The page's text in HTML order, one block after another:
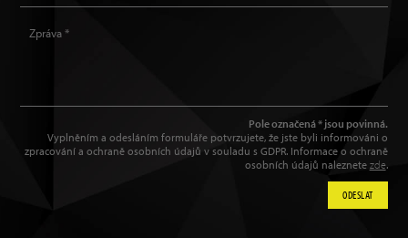
Pole označená * jsou povinná.
Vyplněním a odesláním formuláře potvrzujete, že jste byli informováni o
zpracování a ochraně osobních údajů v souladu s GDPR. Informace o ochraně
osobních údajů naleznete zde.
ODESLAT